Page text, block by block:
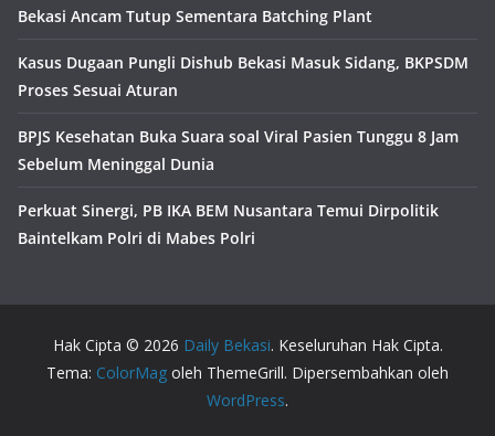
Bekasi Ancam Tutup Sementara Batching Plant
Kasus Dugaan Pungli Dishub Bekasi Masuk Sidang, BKPSDM
Proses Sesuai Aturan
BPJS Kesehatan Buka Suara soal Viral Pasien Tunggu 8 Jam
Sebelum Meninggal Dunia
Perkuat Sinergi, PB IKA BEM Nusantara Temui Dirpolitik
Baintelkam Polri di Mabes Polri
Hak Cipta © 2026 Daily Bekasi. Keseluruhan Hak Cipta.
Tema: ColorMag oleh ThemeGrill. Dipersembahkan oleh
WordPress.